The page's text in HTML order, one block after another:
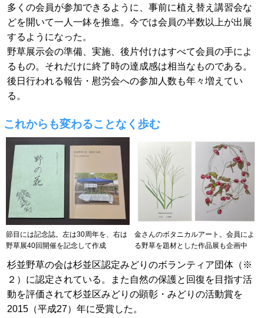
多くの会員が参加できるように、事前に植え替え講習会な
どを開いて一人一鉢を推進。今では会員の半数以上が出展
するようになった。
野草展示会の準備、実施、後片付けはすべて会員の手によ
るもの。それだけに終了時の達成感は相当なものである。
後日行われる報告・慰労会への参加人数も年々増えてい
る。
これからも変わることなく歩む
杉並野草の会は杉並区認定みどりのボランティア団体（※
２）に認定されている。また自然の保護と回復を目指す活
動を評価されて杉並区みどりの顕彰・みどりの活動賞を
2015（平成27）年に受賞した。
節目には記念誌。左は30周年を、右は
野草展40回開催を記念して作成
金さんのボタニカルアート。会員によ
る野草を題材とした作品展も企画中